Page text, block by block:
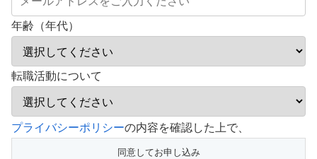
年齢（年代）
転職活動について
こ
プライバシーポリシーの内容を確認した上で、